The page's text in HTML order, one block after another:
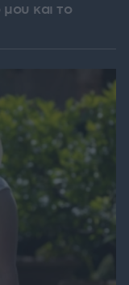
και το